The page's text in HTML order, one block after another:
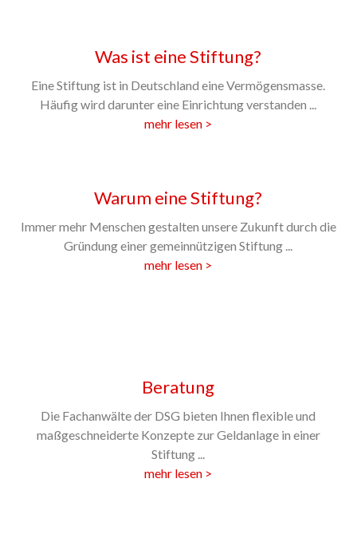
Was ist eine Stiftung?
Eine Stiftung ist in Deutschland eine Vermögensmasse.
Häufig wird darunter eine Einrichtung verstanden ...
mehr lesen >
Warum eine Stiftung?
Immer mehr Menschen gestalten unsere Zukunft durch die
Gründung einer gemeinnützigen Stiftung ...
mehr lesen >
Beratung
Die Fachanwälte der DSG bieten Ihnen flexible und
maßgeschneiderte Konzepte zur Geldanlage in einer
Stiftung ...
mehr lesen >